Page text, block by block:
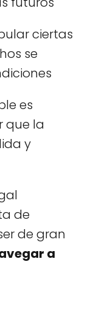
ciertas
se
es
que la
y
de
de gran
a